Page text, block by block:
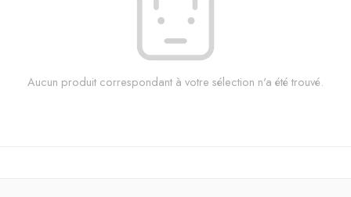
Aucun produit correspondant à votre sélection n'a été trouvé.